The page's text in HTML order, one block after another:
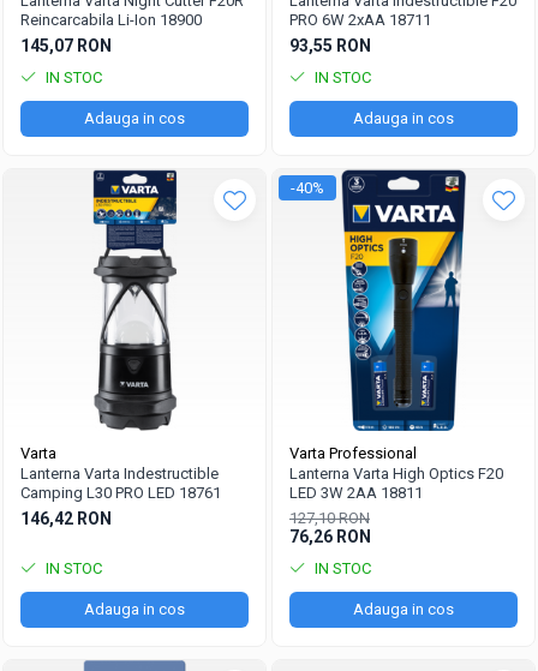
Sisteme de management (BMS)
Redresoare, incarcatoare si testere
Redresoare auto, moto, barci si
stationare
Reincarcabila Li-Ion 18900
145,07 RON
IN STOC
Adauga in cos
PRO 6W 2xAA 18711
93,55 RON
IN STOC
Adauga in cos
Varta
Lanterna Varta Indestructible
Camping L30 PRO LED 18761
146,42 RON
IN STOC
Adauga in cos
-40%
Varta Professional
Lanterna Varta High Optics F20
LED 3W 2AA 18811
127,10 RON
76,26 RON
IN STOC
Adauga in cos